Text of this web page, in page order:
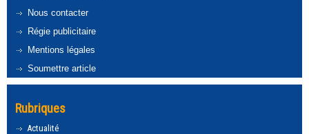
Nous contacter
Régie publicitaire
Mentions légales
Soumettre article
Rubriques
Actualité